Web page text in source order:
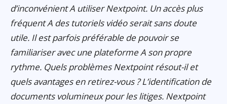
d’inconvénient A utiliser Nextpoint. Un accès plus
fréquent A des tutoriels vidéo serait sans doute
utile. Il est parfois préférable de pouvoir se
familiariser avec une plateforme A son propre
rythme. Quels problèmes Nextpoint résout-il et
quels avantages en retirez-vous ? L’identification de
documents volumineux pour les litiges. Nextpoint